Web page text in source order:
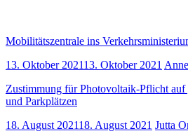
Mobilitätszentrale ins
13. Oktober 202113. Oktober 2021
Zustimmung für Photovoltaik-Pflicht
und Parkplätzen
18. August 202118. August 2021 Jutta